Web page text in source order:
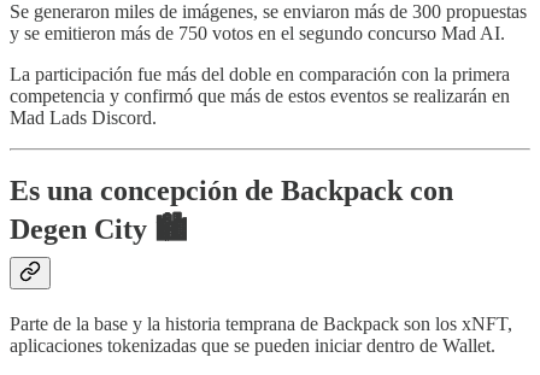
Se generaron miles de imágenes, se enviaron más de 300 propuestas
y se emitieron más de 750 votos en el segundo concurso Mad AI.
La participación fue más del doble en comparación con la primera
competencia y confirmó que más de estos eventos se realizarán en
Mad Lads Discord.
Es una concepción de Backpack con
Degen City 🏙️
Parte de la base y la historia temprana de Backpack son los xNFT,
aplicaciones tokenizadas que se pueden iniciar dentro de Wallet.